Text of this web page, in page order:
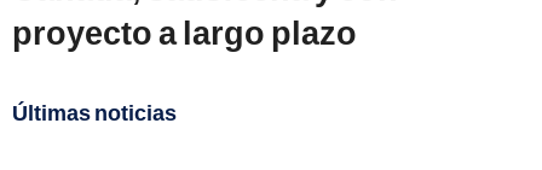
proyecto a largo plazo
Últimas noticias